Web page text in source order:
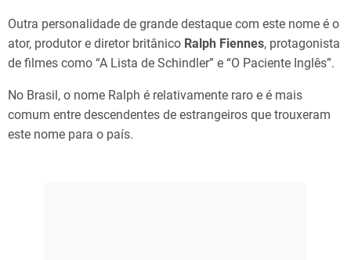
Outra personalidade de grande destaque com este nome é o
ator, produtor e diretor britânico Ralph Fiennes, protagonista
de filmes como “A Lista de Schindler” e “O Paciente Inglês”.
No Brasil, o nome Ralph é relativamente raro e é mais
comum entre descendentes de estrangeiros que trouxeram
este nome para o país.